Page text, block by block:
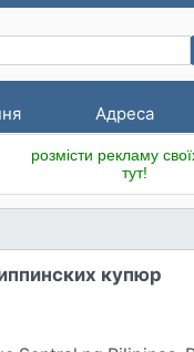
Адреса
розмісти рекламу
тут!
купюр